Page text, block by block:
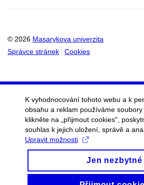
© 2026 Masarykova univerzita
Správce stránek
Cookies
K vyhodnocování tohoto webu a k
obsahu a reklam používáme
klikněte na „přijmout cookies",
souhlas k jejich uložení, správě a
Upravit možnosti
Jen nezbytné